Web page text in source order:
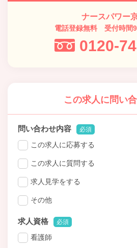
ナースパワー
電話登録無料 受付時間
0120-
この求人に問い
問い合わせ内容 必須
この求人に応募する
この求人に質問する
求人見学をする
その他
求人資格 必須
看護師